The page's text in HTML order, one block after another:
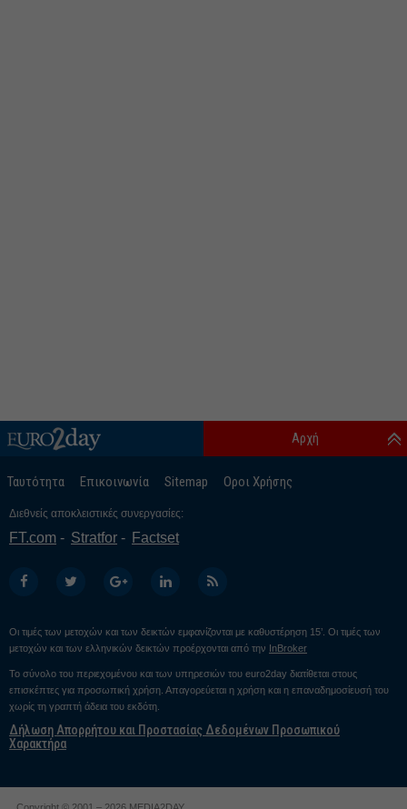
Ταυτότητα Επικοινωνία Sitemap Οροι Χρήσης
Αρχή
Διεθνείς αποκλειστικές συνεργασίες:
FT.com Stratfor Factset
Οι τιμές των μετοχών και των δεικτών εμφανίζονται με καθυστέρηση 15’. Οι τιμές των
μετοχών και των ελληνικών δεικτών προέρχονται από την InBroker
Το σύνολο του περιεχομένου και των υπηρεσιών του euro2day διατίθεται στους
επισκέπτες για προσωπική χρήση. Απαγορεύεται η χρήση και η επαναδημοσίευσή του
χωρίς τη γραπτή άδεια του εκδότη.
Δήλωση Απορρήτου και Προστασίας Δεδομένων Προσωπικού
Χαρακτήρα